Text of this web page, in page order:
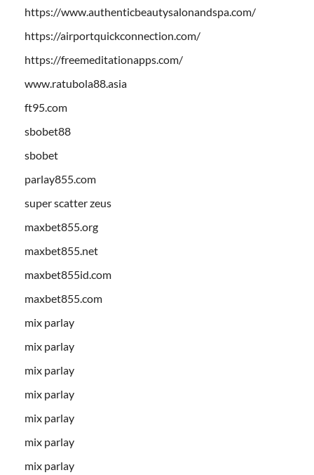
https://www.authenticbeautysalonandspa.com/
https://airportquickconnection.com/
https://freemeditationapps.com/
www.ratubola88.asia
ft95.com
sbobet88
sbobet
parlay855.com
super scatter zeus
maxbet855.org
maxbet855.net
maxbet855id.com
maxbet855.com
mix parlay
mix parlay
mix parlay
mix parlay
mix parlay
mix parlay
mix parlay